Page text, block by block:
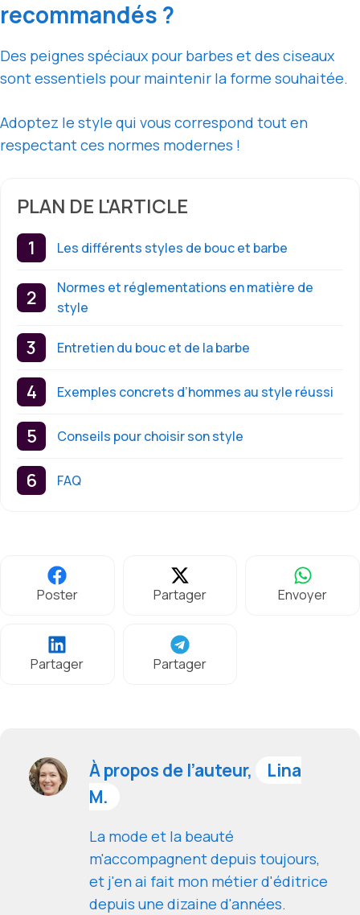
recommandés ?
Des peignes spéciaux pour barbes et des ciseaux
sont essentiels pour maintenir la forme souhaitée.
Adoptez le style qui vous correspond tout en
respectant ces normes modernes !
PLAN DE L'ARTICLE
Les différents styles de bouc et barbe
Normes et réglementations en matière de
style
Entretien du bouc et de la barbe
Exemples concrets d’hommes au style réussi
Conseils pour choisir son style
FAQ
Poster Partager Envoyer
Partager Partager
À propos de l’auteur,
Lina
M.
La mode et la beauté
m'accompagnent depuis toujours,
et j'en ai fait mon métier d'éditrice
depuis une dizaine d'années.